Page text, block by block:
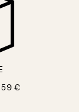
59 €